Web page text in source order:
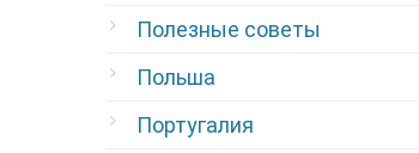
Полезные советы
Польша
Португалия